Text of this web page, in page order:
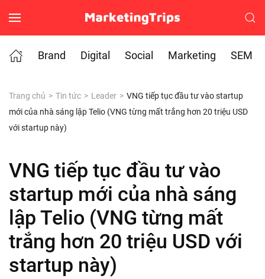
Skip to main content
Brand
Digital Social Marketing SEM
Trang chủ Tin tức Leader
VNG tiếp tục đầu tư vào startup
mới của nhà sáng lập Telio (VNG từng mất trắng hơn 20 triệu USD
với startup này)
VNG tiếp tục đầu tư vào
startup mới của nhà sáng
lập Telio (VNG từng mất
trắng hơn 20 triệu USD với
startup này)